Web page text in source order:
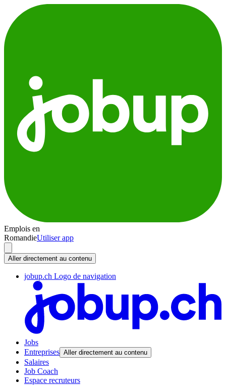
Emplois en
RomandieUtiliser app
Aller directement au contenu
jobup.ch Logo de navigation
Jobs
Entreprises Aller directement au contenu
Salaires
Job Coach
Espace recruteurs